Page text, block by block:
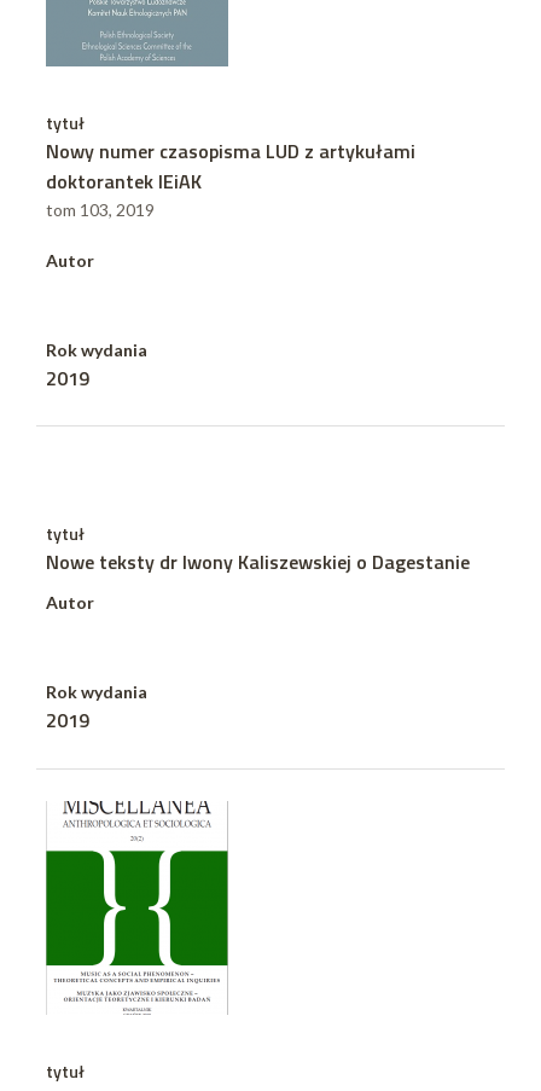
tytuł
Nowy numer czasopisma LUD z artykułami
doktorantek IEiAK
tom 103, 2019
Autor
Rok wydania
2019
tytuł
Nowe teksty dr Iwony Kaliszewskiej o Dagestanie
Autor
Rok wydania
2019
tytuł